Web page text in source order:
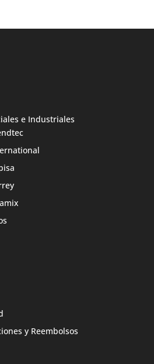
e Industriales
y Reembolsos